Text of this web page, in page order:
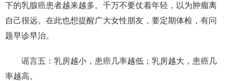
下的乳腺癌患者越来越多。千万不要仗着年轻，以为肿瘤离
自己很远。在此也想提醒广大女性朋友，要定期体检，有问
题早诊早治。
谣言五：乳房越小，患癌几率越低；乳房越大，患癌几
率越高。